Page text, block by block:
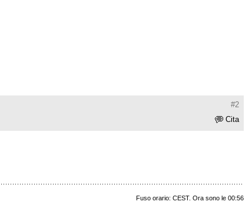
#2
Cita
Fuso orario: CEST. Ora sono le 00:56